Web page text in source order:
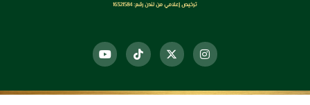
ترخيص إعلامي من لندن رقم: 16321584